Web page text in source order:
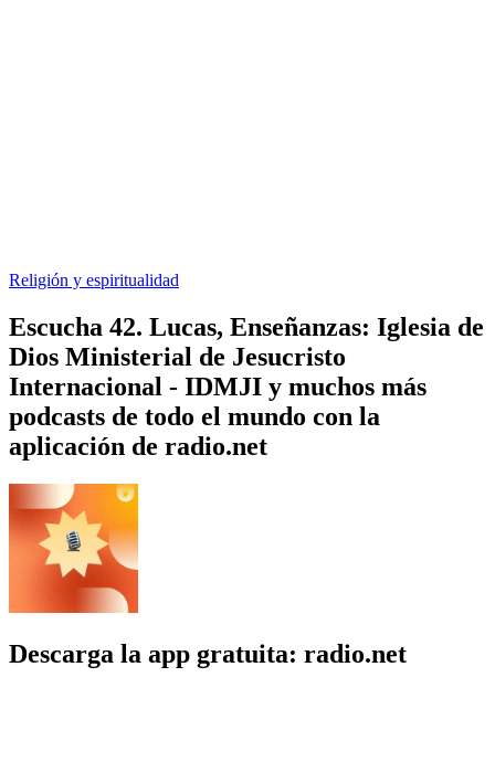
Religión y espiritualidad
Escucha 42. Lucas, Enseñanzas: Iglesia de
Dios Ministerial de Jesucristo
Internacional - IDMJI y muchos más
podcasts de todo el mundo con la
aplicación de radio.net
Descarga la app gratuita: radio.net